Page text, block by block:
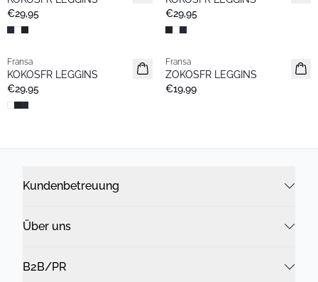
€29,95
€29,95
Fransa
KOKOSFR LEGGINS
€29,95
Extended size
Fransa
ZOKOSFR LEGGINS
€19,99
Kundenbetreuung
Über uns
B2B/PR